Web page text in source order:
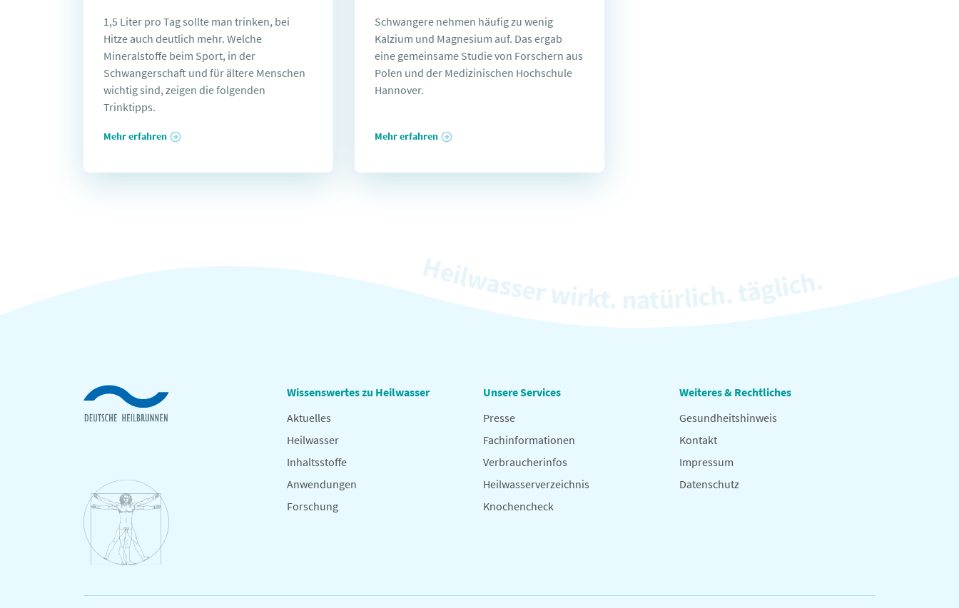
1,5 Liter pro Tag sollte man trinken, bei
Hitze auch deutlich mehr. Welche
Mineralstoffe beim Sport, in der
Schwangerschaft und für ältere Menschen
wichtig sind, zeigen die folgenden
Trinktipps.
Mehr erfahren
Schwangere nehmen häufig zu wenig
Kalzium und Magnesium auf. Das ergab
eine gemeinsame Studie von Forschern aus
Polen und der Medizinischen Hochschule
Hannover.
Mehr erfahren
Wissenswertes zu Heilwasser
Aktuelles
Heilwasser
Inhaltsstoffe
Anwendungen
Forschung
Unsere Services
Presse
Fachinformationen
Verbraucherinfos
Heilwasserverzeichnis
Knochencheck
Weiteres & Rechtliches
Gesundheitshinweis
Kontakt
Impressum
Datenschutz